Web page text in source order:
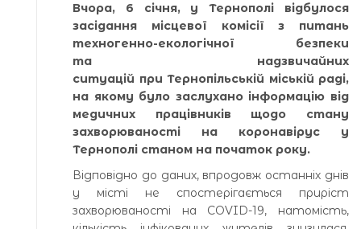
Вчора, 6 січня, у Тернополі відбулося
засідання місцевої комісії з питань
техногенно-екологічної безпеки
та надзвичайних
ситуацій при Тернопільській міській раді,
на якому було заслухано інформацію від
медичних працівників щодо стану
захворюваності на коронавірус у
Тернополі станом на початок року.
Відповідно до даних, впродовж останніх днів
у місті не спостерігається приріст
захворюваності на COVID-19, натомість,